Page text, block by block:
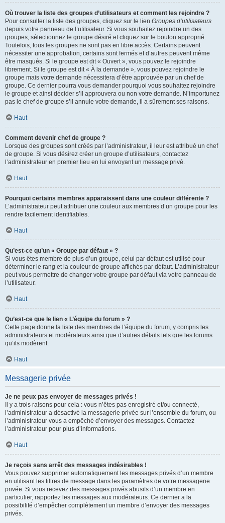
Où trouver la liste des groupes d’utilisateurs et comment les rejoindre ?
Pour consulter la liste des groupes, cliquez sur le lien Groupes d’utilisateurs
depuis votre panneau de l’utilisateur. Si vous souhaitez rejoindre un des
groupes, sélectionnez le groupe désiré et cliquez sur le bouton approprié.
Toutefois, tous les groupes ne sont pas en libre accès. Certains peuvent
nécessiter une approbation, certains sont fermés et d’autres peuvent même
être masqués. Si le groupe est dit « Ouvert », vous pouvez le rejoindre
librement. Si le groupe est dit « À la demande », vous pouvez rejoindre le
groupe mais votre demande nécessitera d’être approuvée par un chef de
groupe. Ce dernier pourra vous demander pourquoi vous souhaitez rejoindre
le groupe et ainsi décider s’il approuvera ou non votre demande. N’importunez
pas le chef de groupe s’il annule votre demande, il a sûrement ses raisons.
Haut
Comment devenir chef de groupe ?
Lorsque des groupes sont créés par l’administrateur, il leur est attribué un chef
de groupe. Si vous désirez créer un groupe d’utilisateurs, contactez
l’administrateur en premier lieu en lui envoyant un message privé.
Haut
Pourquoi certains membres apparaissent dans une couleur différente ?
L’administrateur peut attribuer une couleur aux membres d’un groupe pour les
rendre facilement identifiables.
Haut
Qu’est-ce qu’un « Groupe par défaut » ?
Si vous êtes membre de plus d’un groupe, celui par défaut est utilisé pour
déterminer le rang et la couleur de groupe affichés par défaut. L’administrateur
peut vous permettre de changer votre groupe par défaut via votre panneau de
l’utilisateur.
Haut
Qu’est-ce que le lien « L’équipe du forum » ?
Cette page donne la liste des membres de l’équipe du forum, y compris les
administrateurs et modérateurs ainsi que d’autres détails tels que les forums
qu’ils modèrent.
Haut
Messagerie privée
Je ne peux pas envoyer de messages privés !
Il y a trois raisons pour cela : vous n’êtes pas enregistré et/ou connecté,
l’administrateur a désactivé la messagerie privée sur l’ensemble du forum, ou
l’administrateur vous a empêché d’envoyer des messages. Contactez
l’administrateur pour plus d’informations.
Haut
Je reçois sans arrêt des messages indésirables !
Vous pouvez supprimer automatiquement les messages privés d’un membre
en utilisant les filtres de message dans les paramètres de votre messagerie
privée. Si vous recevez des messages privés abusifs d’un membre en
particulier, rapportez les messages aux modérateurs. Ce dernier a la
possibilité d’empêcher complètement un membre d’envoyer des messages
privés.